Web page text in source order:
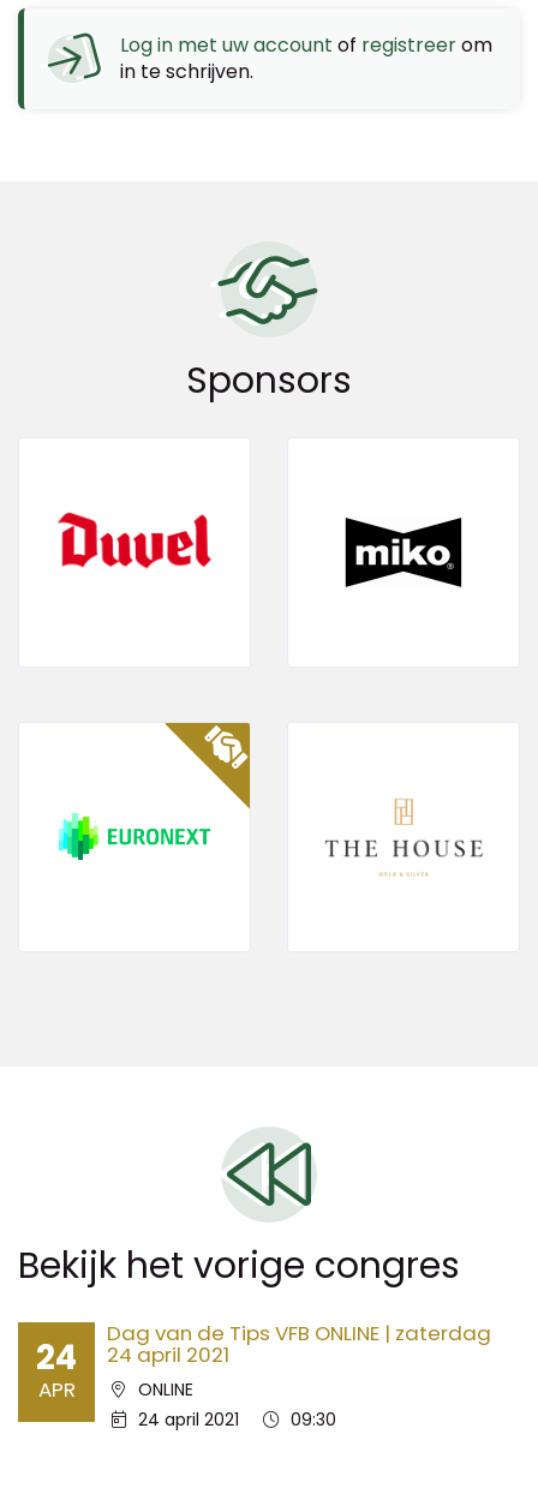
Log in met uw account of registreerom
in te schrijven.
Sponsors
Bekijk het vorige congres
24
APR
Dag van de Tips VFB ONLINE | zaterdag
24 april 2021
Locatie:
ONLINE
Datum:
24 april 2021 Tijd:
09:30